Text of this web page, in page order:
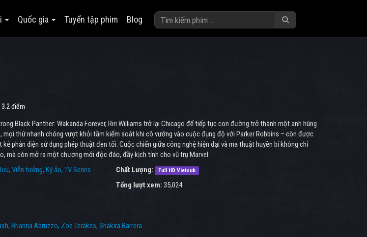
Quốc gia Tuyển tập phim Blog
3.2 điểm
Black Panther: Wakanda Forever, Riri Williams trở lại Chicago để tiếp tục con đường trở thành một anh hùng
mọi thứ nhanh chóng vượt khỏi tầm kiểm soát khi cô vướng vào cuộc đụng độ với Parker Robbins – còn được
phản diện sử dụng phép thuật đen tối. Cuộc chiến giữa công nghệ hiện đại và ma thuật huyền bí không chỉ
mà còn mở ra một chương mới độc đáo, đầy kịch tính cho vũ trụ Marvel.
Viễn tưởng Kỳ ảo TV Series -
Chất Lượng: Full HD Vietsub
Tổng lượt xem: 35,024
Brianna Abruzzo Zoe Terakes Shakira Barrera